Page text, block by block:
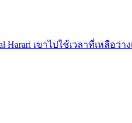
Harari เขาไปใช้เวลาที่เหลือ